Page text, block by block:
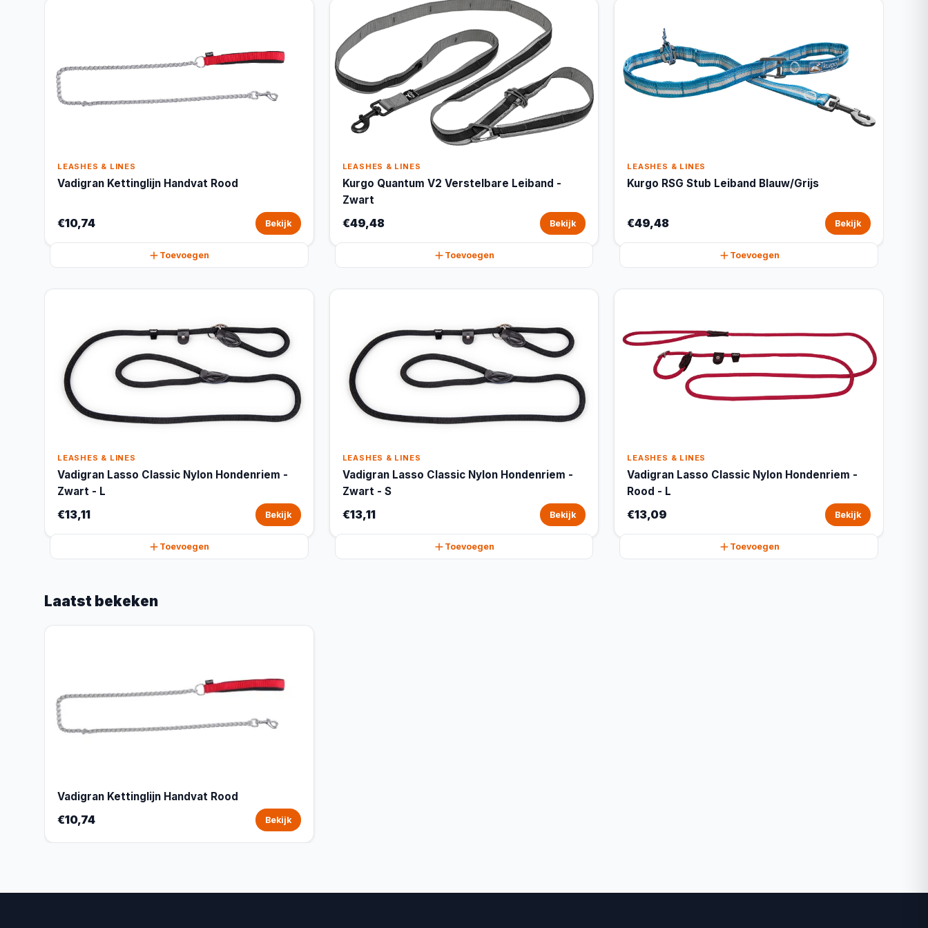
LEASHES & LINES
Vadigran Kettinglijn Handvat Rood
€10,74 Bekijk
Toevoegen
LEASHES & LINES
Kurgo Quantum V2 Verstelbare Leiband -
Zwart
€49,48 Bekijk
Toevoegen
LEASHES & LINES
Kurgo RSG Stub Leiband Blauw/Grijs
€49,48 Bekijk
Toevoegen
LEASHES & LINES
Vadigran Lasso Classic Nylon Hondenriem -
Zwart - L
€13,11 Bekijk
Toevoegen
LEASHES & LINES
Vadigran Lasso Classic Nylon Hondenriem -
Zwart - S
€13,11 Bekijk
Toevoegen
LEASHES & LINES
Vadigran Lasso Classic Nylon Hondenriem -
Rood - L
€13,09 Bekijk
Toevoegen
Laatst bekeken
Vadigran Kettinglijn Handvat Rood
€10,74 Bekijk